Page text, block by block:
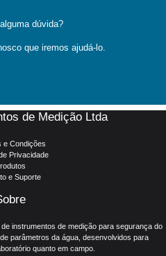
dúvida?
que iremos ajudá-lo.
de Medição Ltda
e Condições
Privacidade
e Suporte
instrumentos de medição para segurança do
parâmetros da água, desenvolvidos para
quanto em campo.